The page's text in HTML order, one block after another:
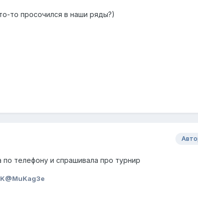
то просочился в наши ряды?)
телефону и спрашивала про турнир